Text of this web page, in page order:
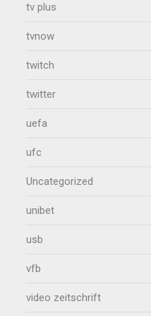
tv plus
tvnow
twitch
twitter
uefa
ufc
Uncategorized
unibet
usb
vfb
video zeitschrift